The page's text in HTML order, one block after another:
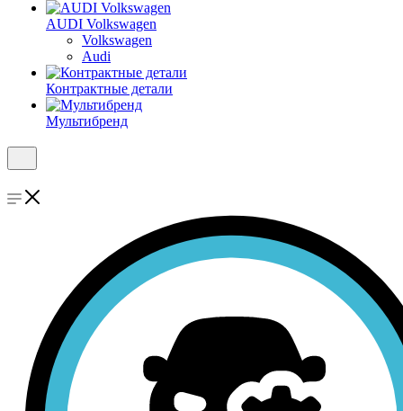
AUDI Volkswagen
Volkswagen
Audi
Контрактные детали
Мультибренд